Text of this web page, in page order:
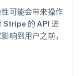
可能会带来操作
Stripe 的 API 进
响到用户之前，